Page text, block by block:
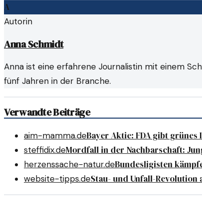
A
Autorin
Anna Schmidt
Anna ist eine erfahrene Journalistin mit einem
fünf Jahren in der Branche.
Verwandte Beiträge
aim-mamma.deBayer Aktie: FDA gibt
steffidix.deMordfall in der Nachbarschaft:
herzenssache-natur.deBundesligisten
website-tipps.deStau- und Unfall-Revolution